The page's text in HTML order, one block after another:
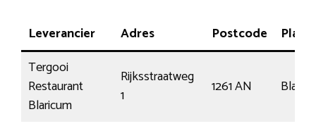
Leverancier Adres Postcode
Plaats
Tergooi
Restaurant
Blaricum
Rijksstraatweg
1
1261 AN